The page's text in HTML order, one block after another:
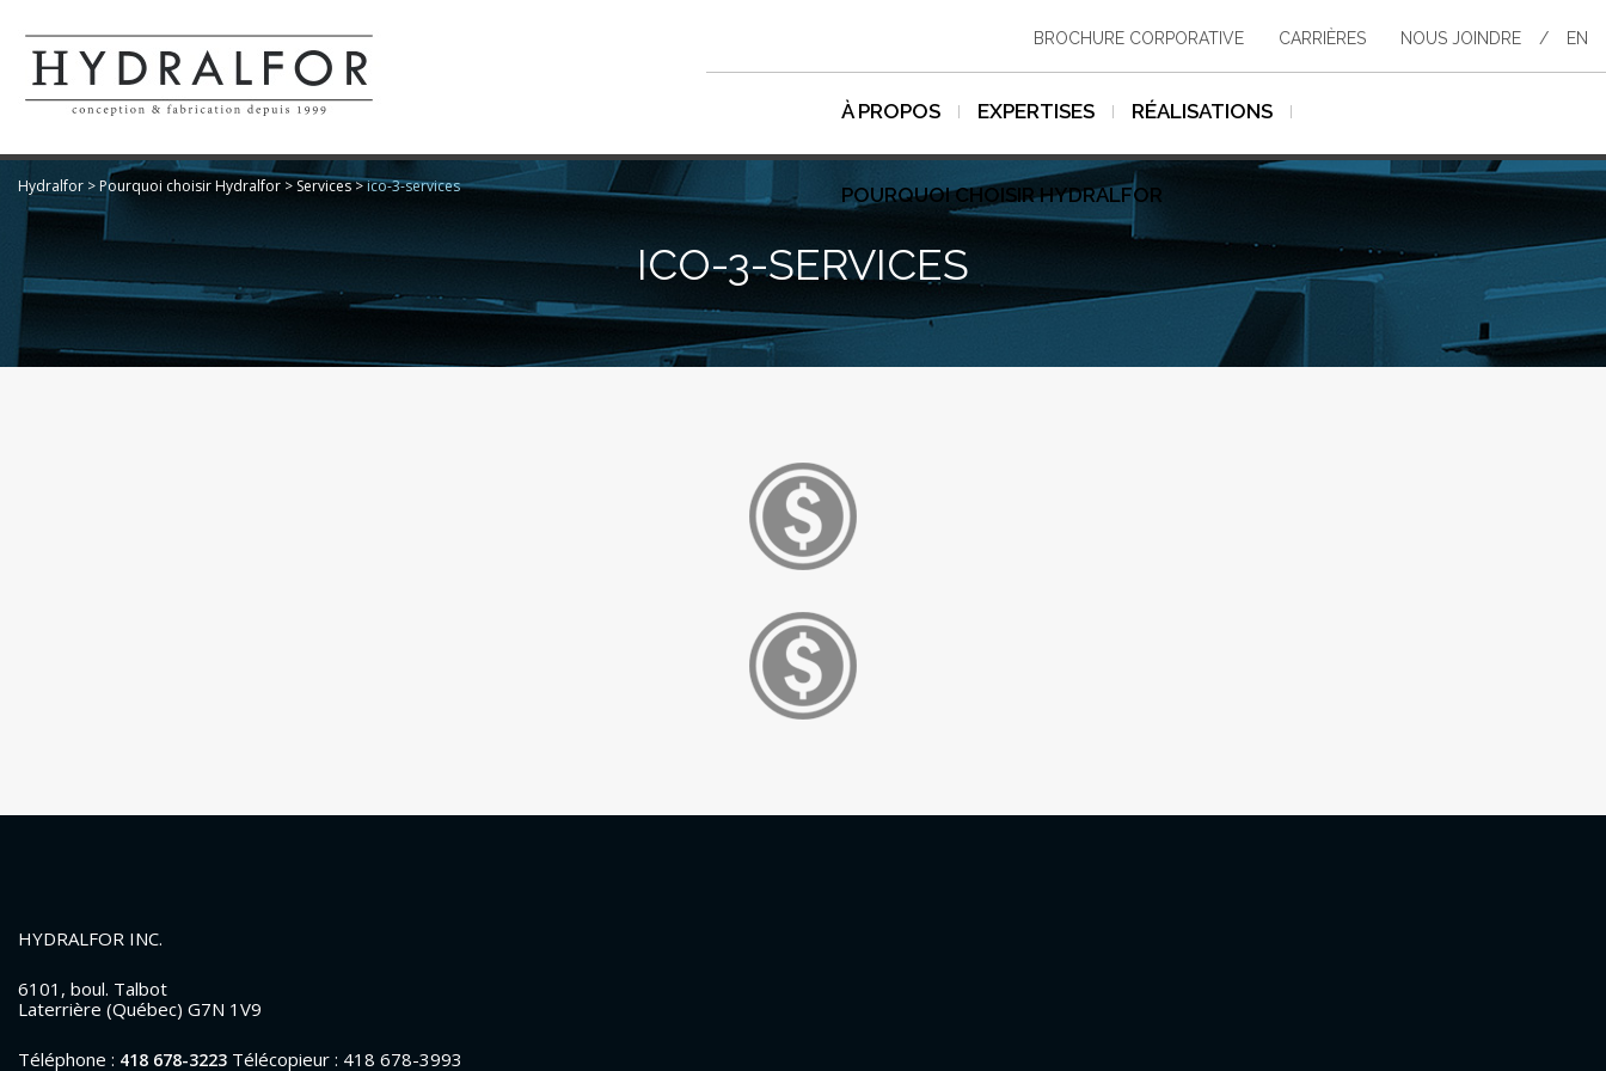
EN
/
BROCHURE CORPORATIVE CARRIÈRES NOUS JOINDRE
À PROPOS EXPERTISES RÉALISATIONS
POURQUOI CHOISIR HYDRALFOR
Hydralfor > Pourquoi choisir Hydralfor > Services>ico-3-services
ICO-3-SERVICES
HYDRALFOR INC.
6101, boul. Talbot
Laterrière (Québec) G7N 1V9
Téléphone : 418 678-3223 Télécopieur : 418 678-3993